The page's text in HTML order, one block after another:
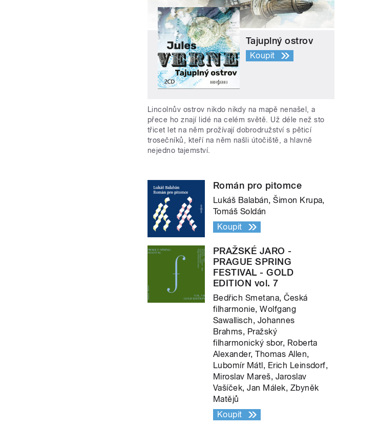
Tajuplný ostrov
Koupit
Lincolnův ostrov nikdo nikdy na mapě nenašel, a
přece ho znají lidé na celém světě. Už déle než sto
třicet let na něm prožívají dobrodružství s pěticí
trosečníků, kteří na něm našli útočiště, a hlavně
nejedno tajemství.
Román pro pitomce
Lukáš Balabán, Šimon Krupa,
Tomáš Soldán
Koupit
PRAŽSKÉ JARO -
PRAGUE SPRING
FESTIVAL - GOLD
EDITION vol. 7
Bedřich Smetana, Česká
filharmonie, Wolfgang
Sawallisch, Johannes
Brahms, Pražský
filharmonický sbor, Roberta
Alexander, Thomas Allen,
Lubomír Mátl, Erich Leinsdorf,
Miroslav Mareš, Jaroslav
Vašíček, Jan Málek, Zbyněk
Matějů
Koupit